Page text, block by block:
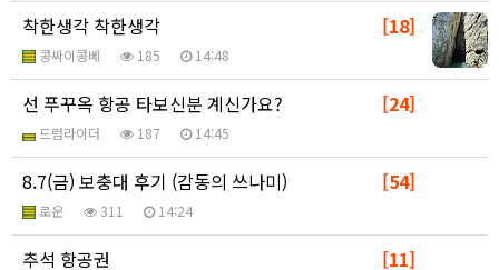
[18]
착한생각 착한생각
콩싸이콩베 185 14:48
[24]
선 푸꾸옥 항공 타보신분 계신가요?
드럼라이더 187 14:45
[54]
8.7(금) 보충대 후기 (감동의 쓰나미)
로운 311 14:24
[11]
추석 항공권